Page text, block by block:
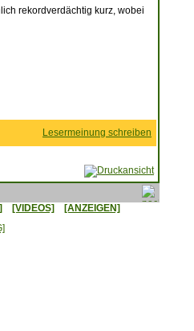
rekordverdächtig kurz, wobei
Lesermeinung schreiben
[VIDEOS] [ANZEIGEN]